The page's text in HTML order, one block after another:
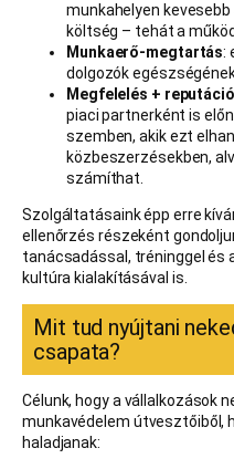
munkahelyen
költség – tehát a
Munkaerő-megtartás:
dolgozók
Megfelelés + reputáció
piaci partnerként is
szemben, akik ezt
közbeszerzésekben,
számíthat.
Szolgáltatásaink épp erre
ellenőrzés részeként
tanácsadással, tréninggel és
kultúra kialakításával is.
Mit tud nyújtani
csapata?
Célunk, hogy a vállalkozások
munkavédelem útvesztőiből,
haladjanak: